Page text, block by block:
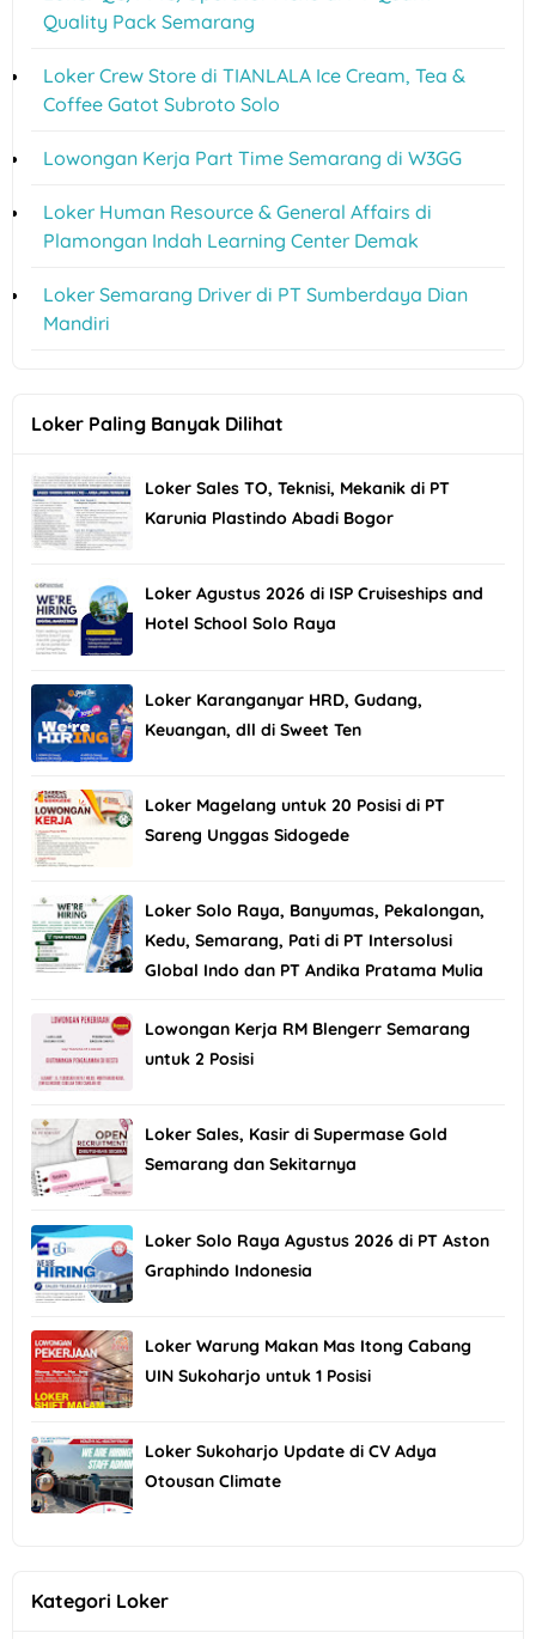
Quality Pack Semarang
Loker Crew Store di TIANLALA Ice Cream, Tea &
Coffee Gatot Subroto Solo
Lowongan Kerja Part Time Semarang di W3GG
Loker Human Resource & General Affairs di
Plamongan Indah Learning Center Demak
Loker Semarang Driver di PT Sumberdaya Dian
Mandiri
Loker Paling Banyak Dilihat
Loker Sales TO, Teknisi, Mekanik di PT
Karunia Plastindo Abadi Bogor
Loker Agustus 2026 di ISP Cruiseships and
Hotel School Solo Raya
Loker Karanganyar HRD, Gudang,
Keuangan, dll di Sweet Ten
Loker Magelang untuk 20 Posisi di PT
Sareng Unggas Sidogede
Loker Solo Raya, Banyumas, Pekalongan,
Kedu, Semarang, Pati di PT Intersolusi
Global Indo dan PT Andika Pratama Mulia
Lowongan Kerja RM Blengerr Semarang
untuk 2 Posisi
Loker Sales, Kasir di Supermase Gold
Semarang dan Sekitarnya
Loker Solo Raya Agustus 2026 di PT Aston
Graphindo Indonesia
Loker Warung Makan Mas Itong Cabang
UIN Sukoharjo untuk 1 Posisi
Loker Sukoharjo Update di CV Adya
Otousan Climate
Kategori Loker